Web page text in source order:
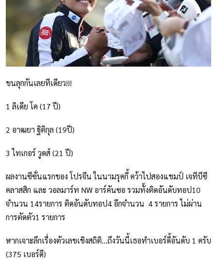
ขนลุกกันเลยทีเดียว!!!
1 ลิเดีย โค (17 ปี)
2 อาฒยา ฐิติกุล (19ปี)
3 ไทเกอร์ วูดส์ (21 ปี)
ผลงานซีซั่นแรกของ โปรจีน ในนามรุคกี้ คว้าไปสองแชมป์ เจทีบีซี
คลาสสิก และ วอลมาร์ท NW อาร์คันซอ รวมทั้งติดอันดับทอป10
จำนวน 14รายการ ติดอันดับทอป4 อีกจำนวน 4 รายการ ไม่ผ่าน
การตัดตัว1 รายการ
หากเจาะลึกเรื่องตัวเลขเชิงสถิติ...ถึงวันนี้เธอทำเบอร์ดี้อันดับ 1 ครับ
(375 เบอร์ดี)